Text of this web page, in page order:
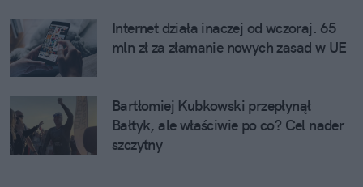
Internet działa inaczej od wczoraj. 65
mln zł za złamanie nowych zasad w UE
Bartłomiej Kubkowski przepłynął
Bałtyk, ale właściwie po co? Cel nader
szczytny